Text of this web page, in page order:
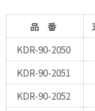
品 番
KDR-90-2050
KDR-90-2051
KDR-90-2052